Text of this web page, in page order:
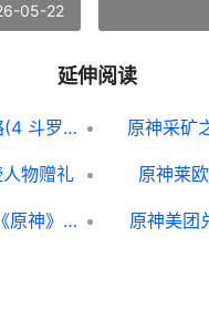
05-22
延伸阅读
斗罗大陆魂师对决女皇独尊第四章策略(4 斗罗大陆魂师对决国际服
物赠礼 原神莱
《原神》鸣神岛海灵芝收集路线说明 《原神》鸣神岛怎么进 原神美团